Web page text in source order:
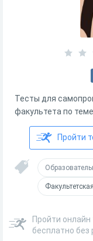
Тесты для
факультета по
Пройти
Пройти
бесплатно